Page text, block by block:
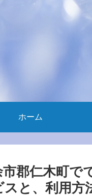
ホーム
市郡仁木町で
スと、利用方